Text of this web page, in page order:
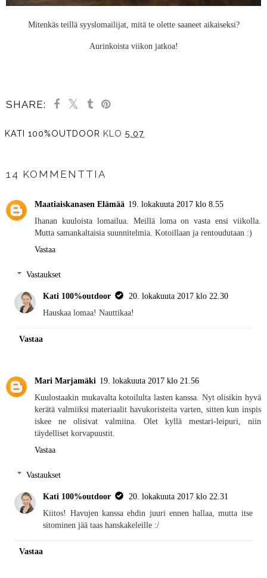
Mitenkäs teillä syyslomailijat, mitä te olette saaneet aikaiseksi?
Aurinkoista viikon jatkoa!
SHARE:
KATI 100%OUTDOOR KLO 5.07
14 KOMMENTTIA
Maatiaiskanasen Elämää 19. lokakuuta 2017 klo 8.55
Ihanan kuuloista lomailua. Meillä loma on vasta ensi viikolla.
Mutta samankaltaisia suunnitelmia. Kotoillaan ja rentoudutaan :)
Vastaa
Vastaukset
Kati 100%outdoor
20. lokakuuta 2017 klo 22.30
Hauskaa lomaa! Nauttikaa!
Vastaa
Mari Marjamäki 19. lokakuuta 2017 klo 21.56
Kuulostaakin mukavalta kotoilulta lasten kanssa. Nyt olisikin hyvä
kerätä valmiiksi materiaalit havukoristeita varten, sitten kun inspis
iskee ne olisivat valmiina. Olet kyllä mestari-leipuri, niin
täydelliset korvapuustit.
Vastaa
Vastaukset
Kati 100%outdoor
20. lokakuuta 2017 klo 22.31
Kiitos! Havujen kanssa ehdin juuri ennen hallaa, mutta itse
sitominen jää taas hanskakeleille :/
Vastaa